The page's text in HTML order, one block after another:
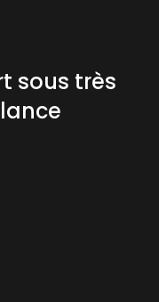
sous très